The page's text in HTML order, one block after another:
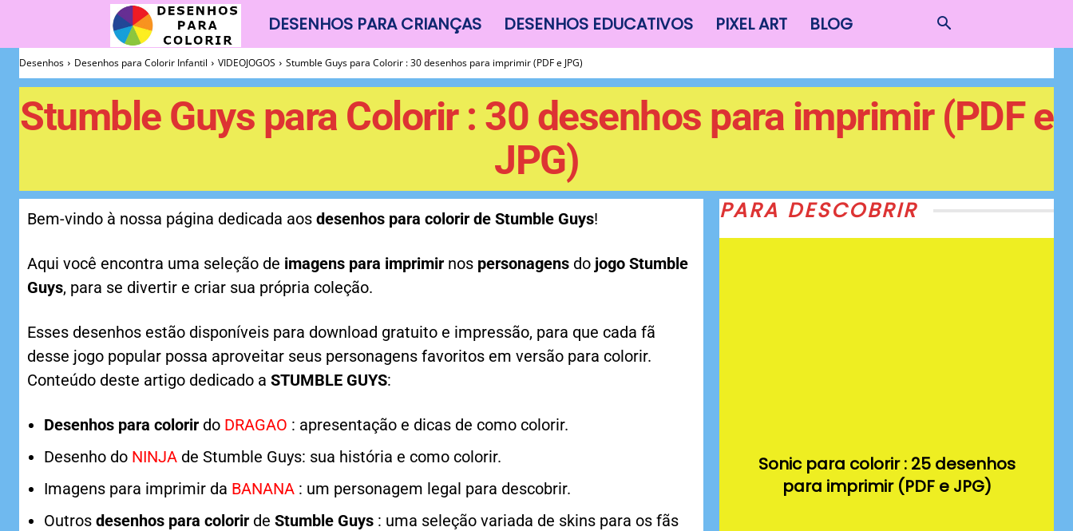
Desenhos
Para
Colorir
DESENHOS PARA CRIANÇAS DESENHOS EDUCATIVOS PIXEL ART BLOG
Desenhos Desenhos para Colorir Infantil VIDEOJOGOS Stumble Guys para Colorir : 30 desenhos para imprimir (PDF e JPG)
Stumble Guys para Colorir : 30 desenhos para imprimir (PDF e
JPG)
Bem-vindo à nossa página dedicada aos desenhos para colorir de Stumble Guys!
Aqui você encontra uma seleção de imagens para imprimir nos personagens do jogo Stumble
Guys, para se divertir e criar sua própria coleção.
Esses desenhos estão disponíveis para download gratuito e impressão, para que cada fã
desse jogo popular possa aproveitar seus personagens favoritos em versão para colorir.
Conteúdo deste artigo dedicado a STUMBLE GUYS:
Desenhos para colorir do DRAGAO : apresentação e dicas de como colorir.
Desenho do NINJA de Stumble Guys: sua história e como colorir.
Imagens para imprimir da BANANA : um personagem legal para descobrir.
Outros desenhos para colorir de Stumble Guys : uma seleção variada de skins para os fãs
PARA DESCOBRIR
Sonic para colorir : 25 desenhos
para imprimir (PDF e JPG)